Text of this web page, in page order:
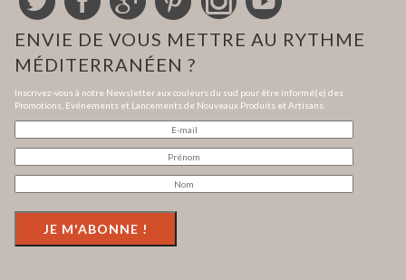
ENVIE DE VOUS METTRE AU RYTHME
MÉDITERRANÉEN ?
Inscrivez-vous à notre Newsletter aux couleurs du sud pour être informé(e) des
Promotions, Evénements et Lancements de Nouveaux Produits et Artisans.